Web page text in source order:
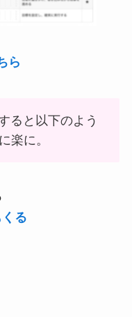
ら
ると以下のよう
楽に。
る